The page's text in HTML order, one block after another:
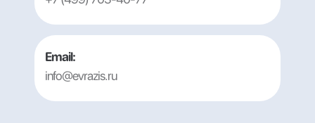
Email:
info@evrazis.ru